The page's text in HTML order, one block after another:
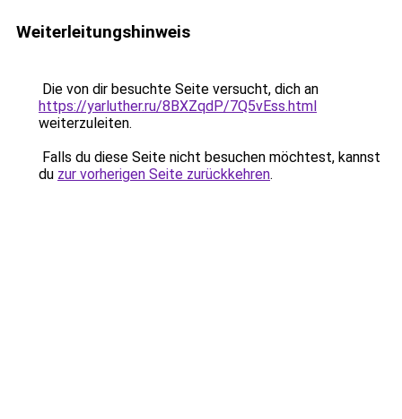
Weiterleitungshinweis
Die von dir besuchte Seite versucht, dich an
https://yarluther.ru/8BXZqdP/7Q5vEss.html
weiterzuleiten.
Falls du diese Seite nicht besuchen möchtest, kannst
du zur vorherigen Seite zurückkehren.